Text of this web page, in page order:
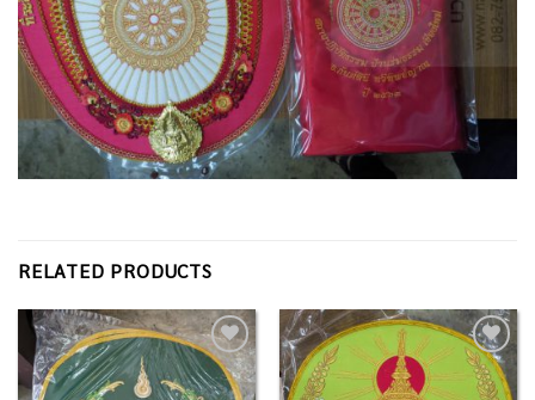
RELATED PRODUCTS
Add to
Wishlist
Add to
Wishlist